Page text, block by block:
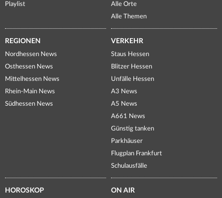
Playlist
Alle Orte
Alle Themen
REGIONEN
Nordhessen News
Osthessen News
Mittelhessen News
Rhein-Main News
Südhessen News
VERKEHR
Staus Hessen
Blitzer Hessen
Unfälle Hessen
A3 News
A5 News
A661 News
Günstig tanken
Parkhäuser
Flugplan Frankfurt
Schulausfälle
HOROSKOP ON AIR